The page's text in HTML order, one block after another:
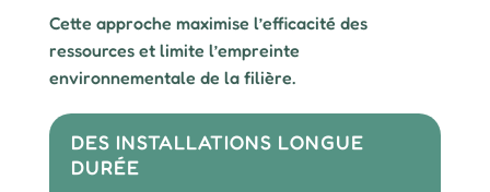
Cette approche maximise l’efficacité des
ressources et limite l’empreinte
environnementale de la filière.
DES INSTALLATIONS LONGUE
DURÉE